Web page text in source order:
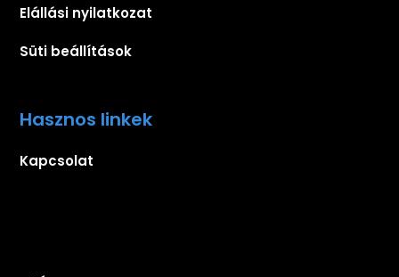
Elállási nyilatkozat
Süti beállítások
Hasznos linkek
Kapcsolat